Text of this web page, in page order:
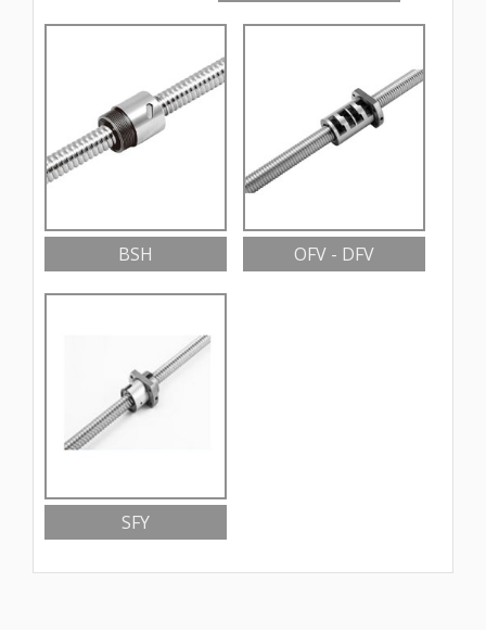
BSH OFV - DFV
SFY